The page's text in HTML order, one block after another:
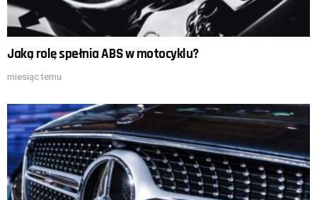
Jaką rolę spełnia ABS w motocyklu?
miesiąc temu